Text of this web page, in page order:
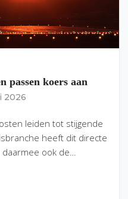
passen koers aan
2026
leiden tot stijgende
heeft dit directe
ook de…